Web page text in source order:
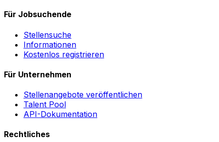
Für Jobsuchende
Stellensuche
Informationen
Kostenlos registrieren
Für Unternehmen
Stellenangebote veröffentlichen
Talent Pool
API-Dokumentation
Rechtliches